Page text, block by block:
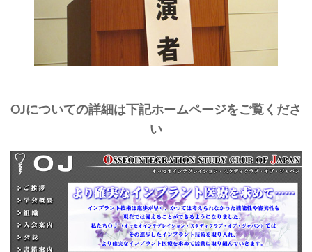
OJについての詳細は下記ホームページをご覧くださ
い